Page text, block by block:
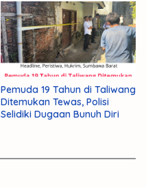
Pemuda 19 Tahun di Taliwang
Ditemukan Tewas, Polisi
Selidiki Dugaan Bunuh Diri